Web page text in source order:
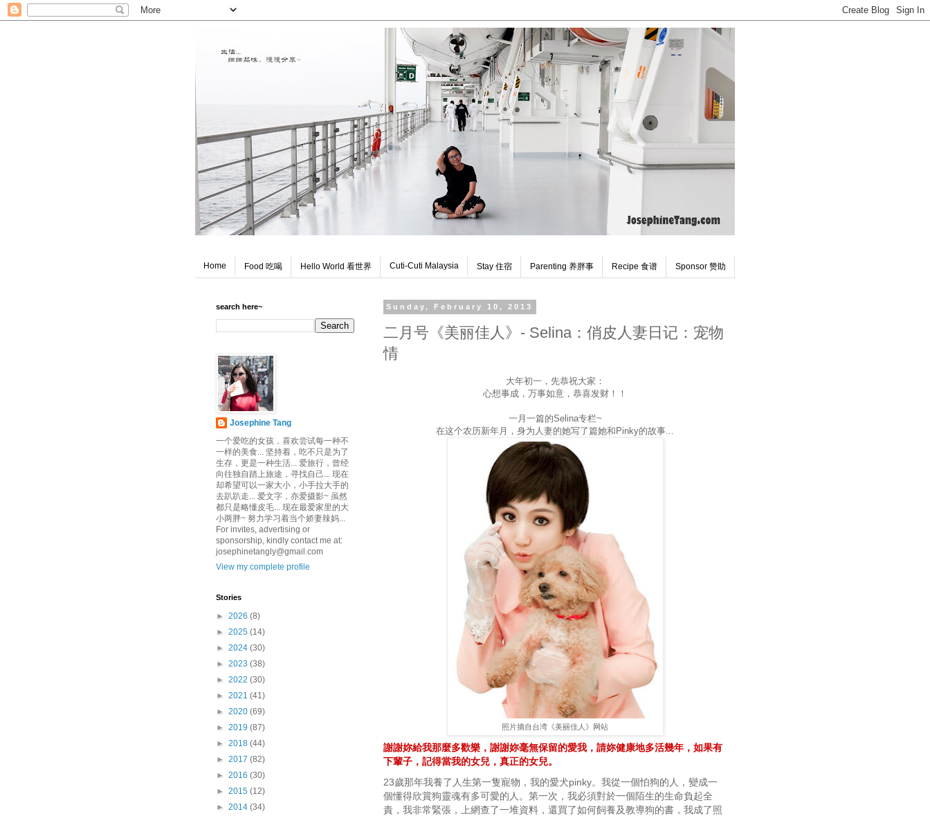
Home Food 吃喝 Hello World 看世界 Cuti-Cuti Malaysia Stay 住宿 Parenting 养胖事 Recipe 食谱 Sponsor 赞助
Sunday, February 10, 2013
二月号《美丽佳人》- Selina：俏皮人妻日记：宠物
情
大年初一，先恭祝大家：
心想事成，万事如意，恭喜发财！！
一月一篇的Selina专栏~
在这个农历新年月，身为人妻的她写了篇她和Pinky的故事...
照片摘自台湾《美丽佳人》网站
謝謝妳給我那麼多歡樂，謝謝妳毫無保留的愛我，請妳健康地多活幾年，如果有
下輩子，記得當我的女兒，真正的女兒。
23歲那年我養了人生第一隻寵物，我的愛犬pinky。我從一個怕狗的人，變成一
個懂得欣賞狗靈魂有多可愛的人。第一次，我必須對於一個陌生的生命負起全
責，我非常緊張，上網查了一堆資料，還買了如何飼養及教導狗的書，我成了照
search here~
Josephine Tang
一个爱吃的女孩，喜欢尝试每一种不
一样的美食... 坚持着，吃不只是为了
生存，更是一种生活... 爱旅行，曾经
向往独自踏上旅途，寻找自己... 现在
却希望可以一家大小，小手拉大手的
去趴趴走... 爱文字，亦爱摄影~ 虽然
都只是略懂皮毛... 现在最爱家里的大
小两胖~ 努力学习着当个娇妻辣妈...
For invites, advertising or
sponsorship, kindly contact me at:
josephinetangly@gmail.com
View my complete profile
Stories
► 2026 (8)
► 2025 (14)
► 2024 (30)
► 2023 (38)
► 2022 (30)
► 2021 (41)
► 2020 (69)
► 2019 (87)
► 2018 (44)
► 2017 (82)
► 2016 (30)
► 2015 (12)
► 2014 (34)